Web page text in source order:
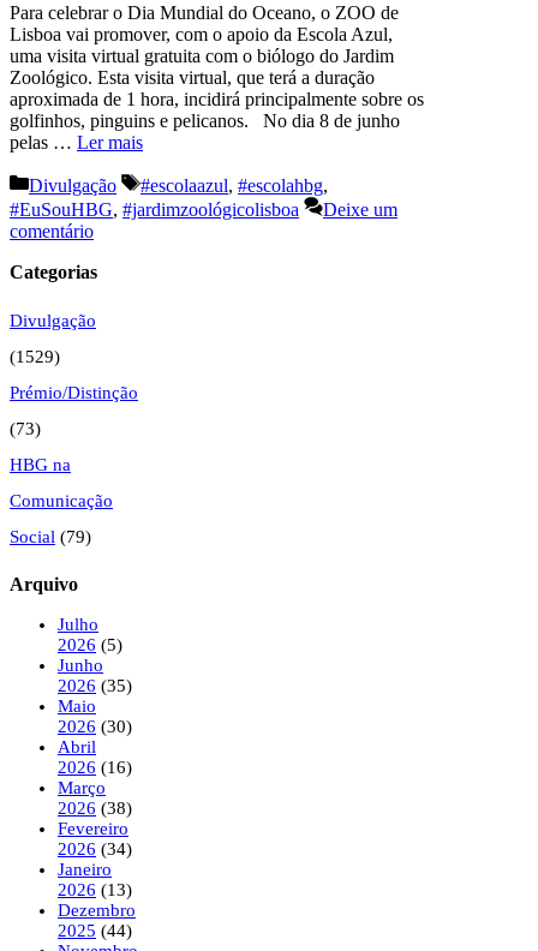
Para celebrar o Dia Mundial do Oceano, o ZOO de
Lisboa vai promover, com o apoio da Escola Azul,
uma visita virtual gratuita com o biólogo do Jardim
Zoológico. Esta visita virtual, que terá a duração
aproximada de 1 hora, incidirá principalmente sobre os
golfinhos, pinguins e pelicanos. No dia 8 de junho
pelas … Ler mais
Categorias
Divulgação Etiquetas
#escolaazul, #escolahbg,
#EuSouHBG, #jardimzoológicolisboa
Deixe um
comentário
Categorias
Divulgação
(1529)
Prémio/Distinção
(73)
HBG na
Comunicação
Social (79)
Arquivo
Julho
2026 (5)
Junho
2026 (35)
Maio
2026 (30)
Abril
2026 (16)
Março
2026 (38)
Fevereiro
2026 (34)
Janeiro
2026 (13)
Dezembro
2025 (44)